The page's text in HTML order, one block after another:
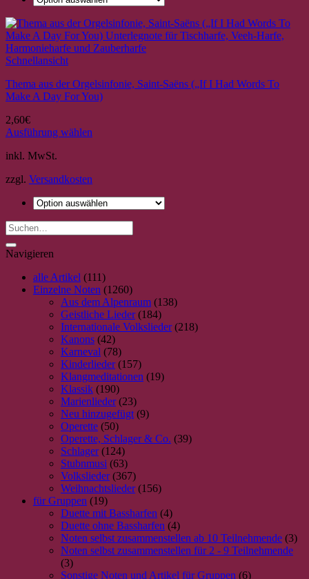
Die
Optionen
können
auf
der
gewählt
werden
Schnellansicht
Thema aus der Orgelsinfonie, Saint-Saëns („If I Had Words To
Make A Day For You)
2,60€
Ausführung wählen
Produkt
mehrere
Die
Optionen
können
auf
Produktseite
gewählt
inkl. MwSt.
zzgl. Versandkosten
Navigieren
alle Artikel (111)
Einzelne Noten (1260)
Aus dem Alpenraum (138)
Geistliche Lieder (184)
Internationale Volkslieder (218)
Kanons (42)
Karneval (78)
Kinderlieder (157)
Klangmeditationen (19)
Klassik (190)
Marienlieder (23)
Neu hinzugefügt (9)
Operette (50)
Operette, Schlager & Co. (39)
Schlager (124)
Stubnmusi (63)
Volkslieder (367)
Weihnachtslieder (156)
für Gruppen (19)
Duette mit Bassharfen (4)
Duette ohne Bassharfen (4)
Noten selbst zusammenstellen ab 10 Teilnehmende (3)
Noten selbst zusammenstellen für 2 - 9 Teilnehmende
(3)
Sonstige Noten und Artikel für Gruppen (6)